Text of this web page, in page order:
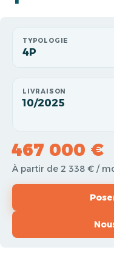
TYPOLOGIE
4P
LIVRAISON
10/2025
467 000 €
À partir de 2 338 € /